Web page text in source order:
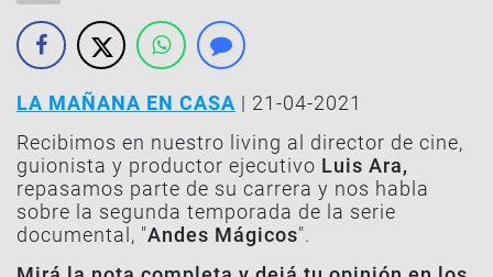
LA MAÑANA EN CASA | 21-04-2021
Recibimos en nuestro living al director de cine,
guionista y productor ejecutivo Luis Ara,
repasamos parte de su carrera y nos habla
sobre la segunda temporada de la serie
documental, "Andes Mágicos".